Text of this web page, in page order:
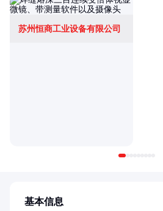
苏州恒商工业设备有限公司
基本信息